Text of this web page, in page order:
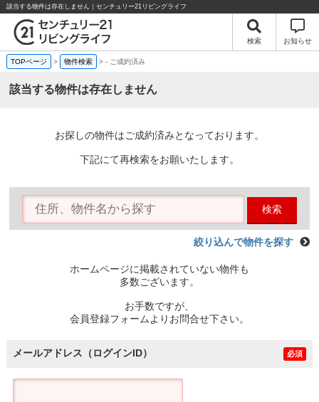
該当する物件は存在しません｜センチュリー21リビングライフ
検索 お知らせ
TOPページ > 物件検索 >- ご成約済み
該当する物件は存在しません
お探しの物件はご成約済みとなっております。
下記にて再検索をお願いたします。
検索
絞り込んで物件を探す
ホームページに掲載されていない物件も
多数ございます。
お手数ですが、
会員登録フォームよりお問合せ下さい。
メールアドレス（ログインID） 必須